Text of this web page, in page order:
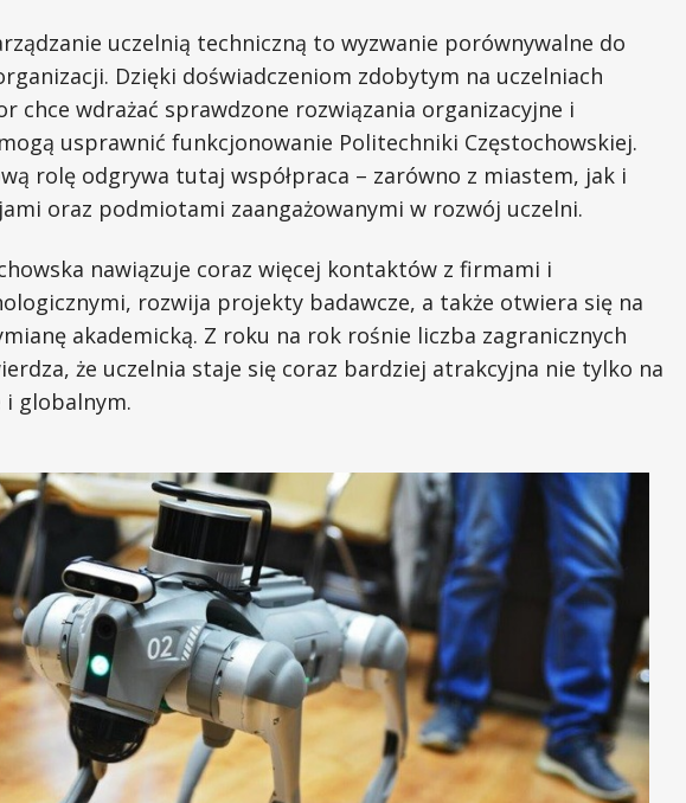
uczelnią techniczną to wyzwanie porównywalne do
Dzięki doświadczeniom zdobytym na uczelniach
chce wdrażać sprawdzone rozwiązania organizacyjne i
usprawnić funkcjonowanie Politechniki Częstochowskiej.
rolę odgrywa tutaj współpraca – zarówno z miastem, jak i
oraz podmiotami zaangażowanymi w rozwój uczelni.
nawiązuje coraz więcej kontaktów z firmami i
rozwija projekty badawcze, a także otwiera się na
akademicką. Z roku na rok rośnie liczba zagranicznych
że uczelnia staje się coraz bardziej atrakcyjna nie tylko na
i globalnym.